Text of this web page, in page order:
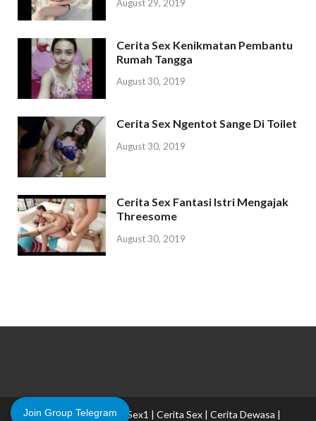
August 29, 2019
Cerita Sex Kenikmatan Pembantu
Rumah Tangga
August 30, 2019
Cerita Sex Ngentot Sange Di Toilet
August 30, 2019
Cerita Sex Fantasi Istri Mengajak
Threesome
August 30, 2019
Copyright © 2026CeritaSex1 | Cerita Sex | Cerita Dewasa |
Join Group Telegram